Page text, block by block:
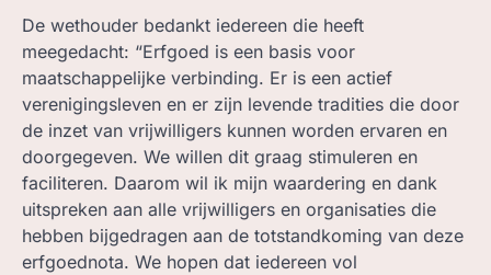
De wethouder bedankt iedereen die heeft
meegedacht: “Erfgoed is een basis voor
maatschappelijke verbinding. Er is een actief
verenigingsleven en er zijn levende tradities die door
de inzet van vrijwilligers kunnen worden ervaren en
doorgegeven. We willen dit graag stimuleren en
faciliteren. Daarom wil ik mijn waardering en dank
uitspreken aan alle vrijwilligers en organisaties die
hebben bijgedragen aan de totstandkoming van deze
erfgoednota. We hopen dat iedereen vol